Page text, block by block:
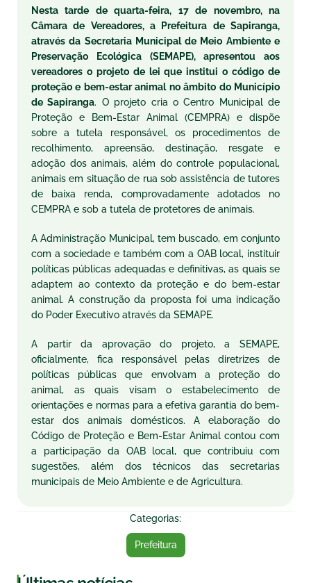
Nesta tarde de quarta-feira, 17 de novembro, na
Câmara de Vereadores, a Prefeitura de Sapiranga,
através da Secretaria Municipal de Meio Ambiente e
Preservação Ecológica (SEMAPE), apresentou aos
vereadores o projeto de lei que institui o código de
proteção e bem-estar animal no âmbito do Município
de Sapiranga. O projeto cria o Centro Municipal de
Proteção e Bem-Estar Animal (CEMPRA) e dispõe
sobre a tutela responsável, os procedimentos de
recolhimento, apreensão, destinação, resgate e
adoção dos animais, além do controle populacional,
animais em situação de rua sob assistência de tutores
de baixa renda, comprovadamente adotados no
CEMPRA e sob a tutela de protetores de animais.
A Administração Municipal, tem buscado, em conjunto
com a sociedade e também com a OAB local, instituir
políticas públicas adequadas e definitivas, as quais se
adaptem ao contexto da proteção e do bem-estar
animal.A construção da proposta foi uma indicação
do Poder Executivo através da SEMAPE.
A partir da aprovação do projeto, a SEMAPE,
oficialmente, fica responsável pelas diretrizes de
políticas públicas que envolvam a proteção do
animal, as quais visam o estabelecimento de
orientações e normas para a efetiva garantia do bem-
estar dos animais domésticos. A elaboração do
Código de Proteção e Bem-Estar Animal contou com
a participação da OAB local, que contribuiu com
sugestões, além dos técnicos das secretarias
municipais de Meio Ambiente e de Agricultura.
Categorias:
Prefeitura